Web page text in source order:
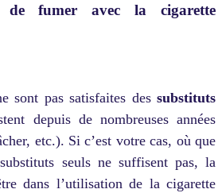
de fumer avec la cigarette
sont pas satisfaites des substituts
depuis de nombreuses années
etc.). Si c’est votre cas, où que
seuls ne suffisent pas, la
dans l’utilisation de la cigarette